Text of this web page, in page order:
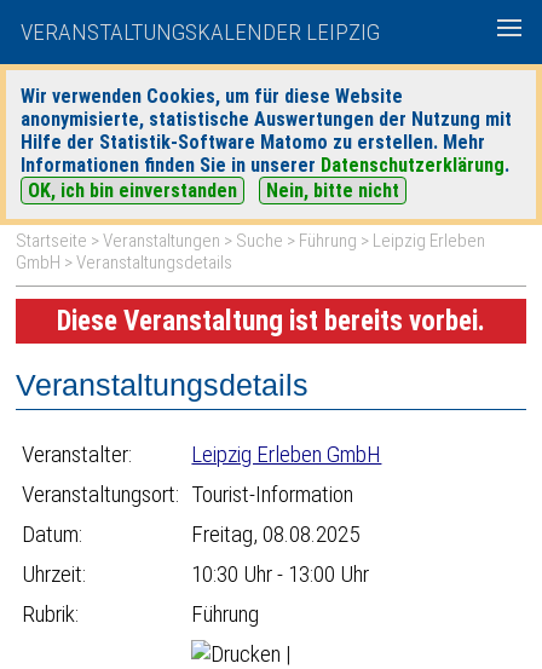
VERANSTALTUNGSKALENDER LEIPZIG
Wir verwenden Cookies, um für diese Website
anonymisierte, statistische Auswertungen der Nutzung mit
Hilfe der Statistik-Software Matomo zu erstellen. Mehr
Informationen finden Sie in unserer Datenschutzerklärung.
OK, ich bin einverstanden
Nein, bitte nicht
heute|morgen| Detaillierte Suche
Startseite >Veranstaltungen > Suche > Führung > Leipzig Erleben
GmbH > Veranstaltungsdetails
Diese Veranstaltung ist bereits vorbei.
Veranstaltungsdetails
Veranstalter:
Leipzig Erleben GmbH
Veranstaltungsort: Tourist-Information
Datum:
Freitag, 08.08.2025
Uhrzeit:
10:30 Uhr - 13:00 Uhr
Rubrik:
Führung
|